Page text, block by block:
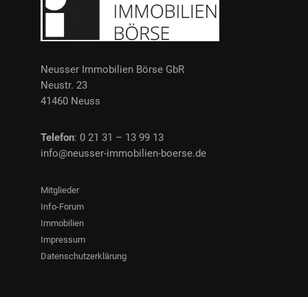
Neusser Immobilien Börse GbR
Neustr. 23
41460 Neuss
Telefon: 0 21 31 – 13 99 13
info@neusser-immobilien-boerse.de
Mitglieder
Info-Forum
Immobilien
Impressum
Datenschutzerklärung